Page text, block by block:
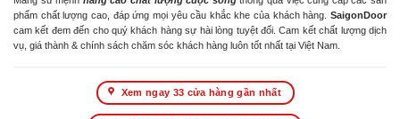
phẩm chất lượng cao, đáp ứng mọi yêu cầu khắc khe của khách hàng. SaigonDoor
cam kết đem đến cho quý khách hàng sự hài lòng tuyệt đối. Cam kết chất lượng dịch
vụ, giá thành & chính sách chăm sóc khách hàng luôn tốt nhất tại Việt Nam.
Xem ngay 33 cửa hàng gần nhất